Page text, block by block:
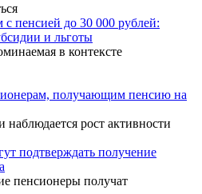
пенсией до 30 000 рублей:
и льготы
в контексте
получающим пенсию на
рост активности
подтверждать получение
пенсионеры получат